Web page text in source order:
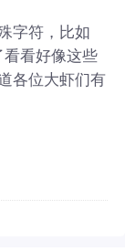
字符，比如
看好像这些
各位大虾们有